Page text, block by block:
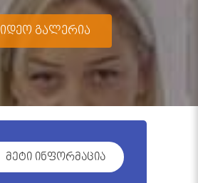
გალერია
მეტი ინფორმაცია